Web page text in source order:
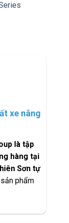
xe nâng
là tập
hàng tại
Sơn tự
phẩm